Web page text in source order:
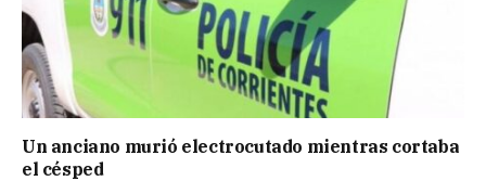
Un anciano murió electrocutado mientras cortaba
el césped